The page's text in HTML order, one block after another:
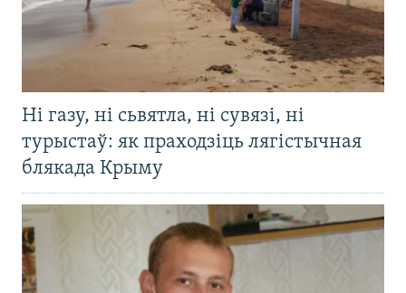
Ні газу, ні сьвятла, ні сувязі, ні
турыстаў: як праходзіць лягістычная
блякада Крыму